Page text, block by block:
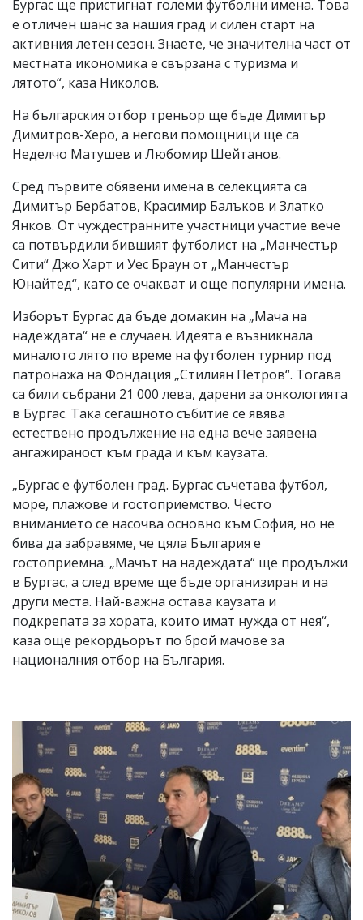
Бургас ще пристигнат големи футболни имена. Това
е отличен шанс за нашия град и силен старт на
активния летен сезон. Знаете, че значителна част от
местната икономика е свързана с туризма и
лятото“, каза Николов.
На българския отбор треньор ще бъде Димитър
Димитров-Херо, а негови помощници ще са
Неделчо Матушев и Любомир Шейтанов.
Сред първите обявени имена в селекцията са
Димитър Бербатов, Красимир Балъков и Златко
Янков. От чуждестранните участници участие вече
са потвърдили бившият футболист на „Манчестър
Сити“ Джо Харт и Уес Браун от „Манчестър
Юнайтед“, като се очакват и още популярни имена.
Изборът Бургас да бъде домакин на „Мача на
надеждата“ не е случаен. Идеята е възникнала
миналото лято по време на футболен турнир под
патронажа на Фондация „Стилиян Петров“. Тогава
са били събрани 21 000 лева, дарени за онкологията
в Бургас. Така сегашното събитие се явява
естествено продължение на една вече заявена
ангажираност към града и към каузата.
„Бургас е футболен град. Бургас съчетава футбол,
море, плажове и гостоприемство. Често
вниманието се насочва основно към София, но не
бива да забравяме, че цяла България е
гостоприемна. „Мачът на надеждата“ ще продължи
в Бургас, а след време ще бъде организиран и на
други места. Най-важна остава каузата и
подкрепата за хората, които имат нужда от нея“,
каза още рекордьорът по брой мачове за
националния отбор на България.